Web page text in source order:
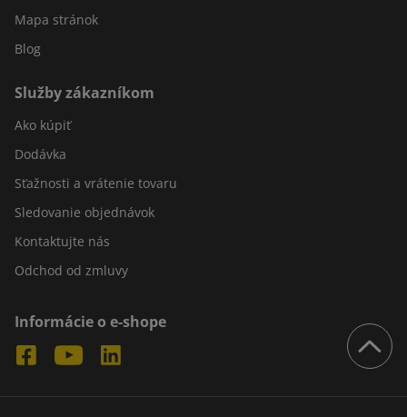
Mapa stránok
Blog
Služby zákazníkom
Ako kúpiť
Dodávka
Sťažnosti a vrátenie tovaru
Sledovanie objednávok
Kontaktujte nás
Odchod od zmluvy
Informácie o e-shope